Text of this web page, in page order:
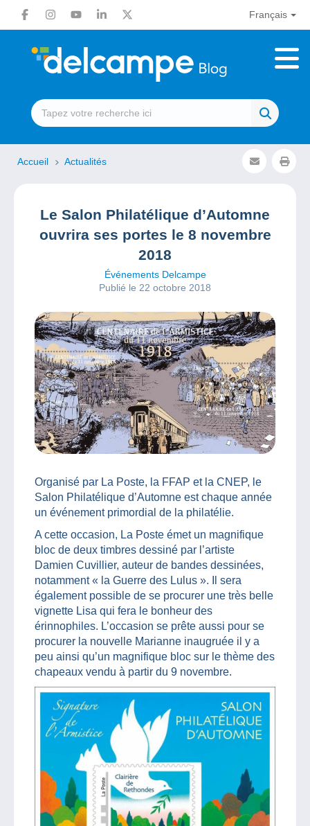
Français
Accueil Actualités
Le Salon Philatélique d’Automne
ouvrira ses portes le 8 novembre
2018
Événements Delcampe
Publié le 22 octobre 2018
Organisé par La Poste, la FFAP et la CNEP, le
Salon Philatélique d’Automne est chaque année
un événement primordial de la philatélie.
A cette occasion, La Poste émet un magnifique
bloc de deux timbres dessiné par l’artiste
Damien Cuvillier, auteur de bandes dessinées,
notamment « la Guerre des Lulus ». Il sera
également possible de se procurer une très belle
vignette Lisa qui fera le bonheur des
érinnophiles. L’occasion se prête aussi pour se
procurer la nouvelle Marianne inaugruée il y a
peu ainsi qu’un magnifique bloc sur le thème des
chapeaux vendu à partir du 9 novembre.